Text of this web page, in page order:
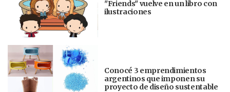
"Friends" vuelve en un libro con
ilustraciones
Conocé 3 emprendimientos
argentinos que imponen su
proyecto de diseño sustentable